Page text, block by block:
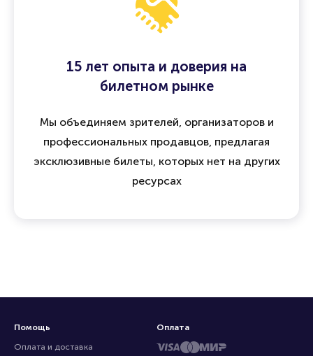
15 лет опыта и доверия на
билетном рынке
Мы объединяем зрителей, организаторов и
профессиональных продавцов, предлагая
эксклюзивные билеты, которых нет на других
ресурсах
Помощь
Оплата и доставка
Оплата